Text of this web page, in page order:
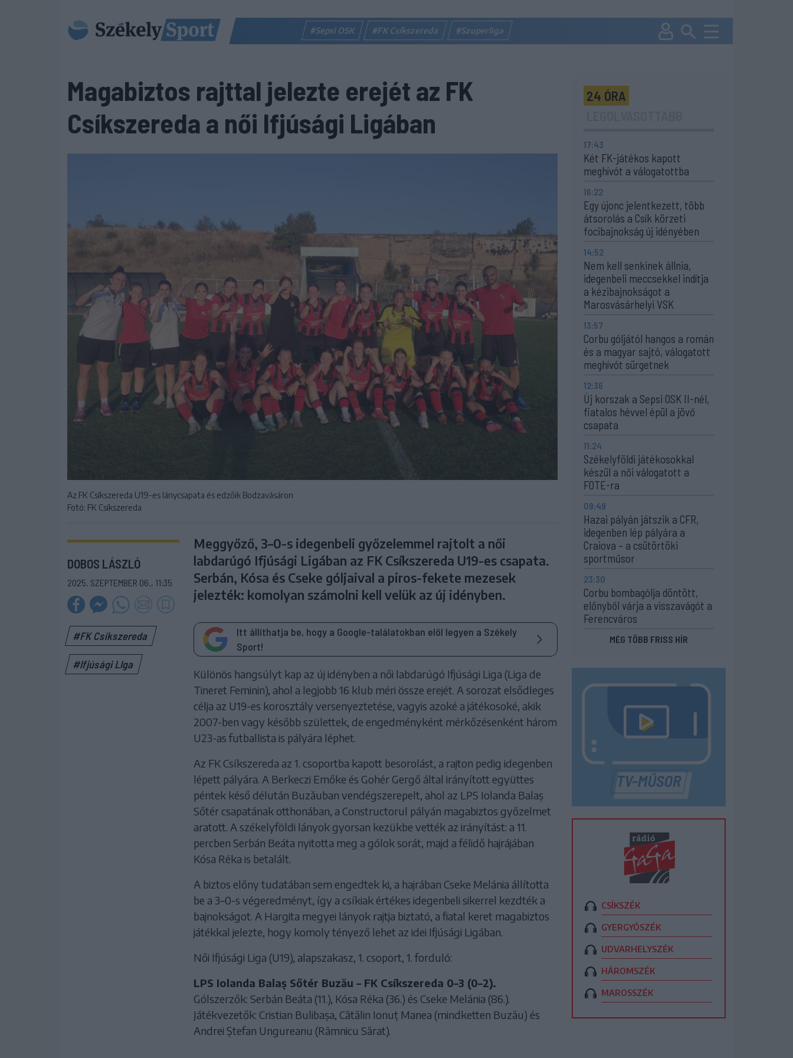
#Sepsi OSK #FK Csíkszereda #Szuperliga
Magabiztos rajttal jelezte erejét az FK
Csíkszereda a női Ifjúsági Ligában
Az FK Csíkszereda U19-es lánycsapata és edzőik Bodzavásáron
Fotó: FK Csíkszereda
DOBOS LÁSZLÓ
2025. SZEPTEMBER 06., 11:35
#FK Csíkszereda
#Ifjúsági LIga
Meggyőző, 3–0-s idegenbeli győzelemmel rajtolt a női
labdarúgó Ifjúsági Ligában az FK Csíkszereda U19-es csapata.
Serbán, Kósa és Cseke góljaival a piros-fekete mezesek
jelezték: komolyan számolni kell velük az új idényben.
Itt állíthatja be, hogy a Google-találatokban elöl legyen a Székely
Sport!
Különös hangsúlyt kap az új idényben a női labdarúgó Ifjúsági Liga (Liga de
Tineret Feminin), ahol a legjobb 16 klub méri össze erejét. A sorozat elsődleges
célja az U19-es korosztály versenyeztetése, vagyis azoké a játékosoké, akik
2007-ben vagy később születtek, de engedményként mérkőzésenként három
U23-as futballista is pályára léphet.
Az FK Csíkszereda az 1. csoportba kapott besorolást, a rajton pedig idegenben
lépett pályára. A Berkeczi Emőke és Gohér Gergő által irányított együttes
péntek késő délután Buzăuban vendégszerepelt, ahol az LPS Iolanda Balaș
Sőtér csapatának otthonában, a Constructorul pályán magabiztos győzelmet
aratott. A székelyföldi lányok gyorsan kezükbe vették az irányítást: a 11.
percben Serbán Beáta nyitotta meg a gólok sorát, majd a félidő hajrájában
Kósa Réka is betalált.
A biztos előny tudatában sem engedtek ki, a hajrában Cseke Melánia állította
be a 3–0-s végeredményt, így a csíkiak értékes idegenbeli sikerrel kezdték a
bajnokságot. A Hargita megyei lányok rajtja biztató, a fiatal keret magabiztos
játékkal jelezte, hogy komoly tényező lehet az idei Ifjúsági Ligában.
Női Ifjúsági Liga (U19), alapszakasz, 1. csoport, 1. forduló:
LPS Iolanda Balaș Sőtér Buzău – FK Csíkszereda 0–3 (0–2).
Gólszerzők: Serbán Beáta (11.), Kósa Réka (36.) és Cseke Melánia (86.).
Játékvezetők: Cristian Bulibașa, Cătălin Ionuț Manea (mindketten Buzău) és
Andrei Ștefan Ungureanu (Râmnicu Sărat).
24 ÓRA
17:43
Két FK-játékos kapott
meghívót a válogatottba
16:22
Egy újonc jelentkezett, több
átsorolás a Csík körzeti
focibajnokság új idényében
14:52
Nem kell senkinek állnia,
idegenbeli meccsekkel indítja
a kézibajnokságot a
Marosvásárhelyi VSK
13:57
Corbu góljától hangos a román
és a magyar sajtó, válogatott
meghívót sürgetnek
12:36
Új korszak a Sepsi OSK II-nél,
fiatalos hévvel épül a jövő
csapata
11:24
Székelyföldi játékosokkal
készül a női válogatott a
FOTE-ra
09:49
Hazai pályán játszik a CFR,
idegenben lép pályára a
Craiova – a csütörtöki
sportműsor
23:30
Corbu bombagólja döntött,
előnyből várja a visszavágót a
Ferencváros
MÉG TÖBB FRISS HÍR
CSÍKSZÉK
GYERGYÓSZÉK
UDVARHELYSZÉK
HÁROMSZÉK
MAROSSZÉK